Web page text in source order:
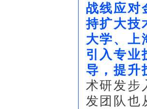
战线应对
持扩大技
大学、上
引入专业
导，提升
术研发步
发团队也